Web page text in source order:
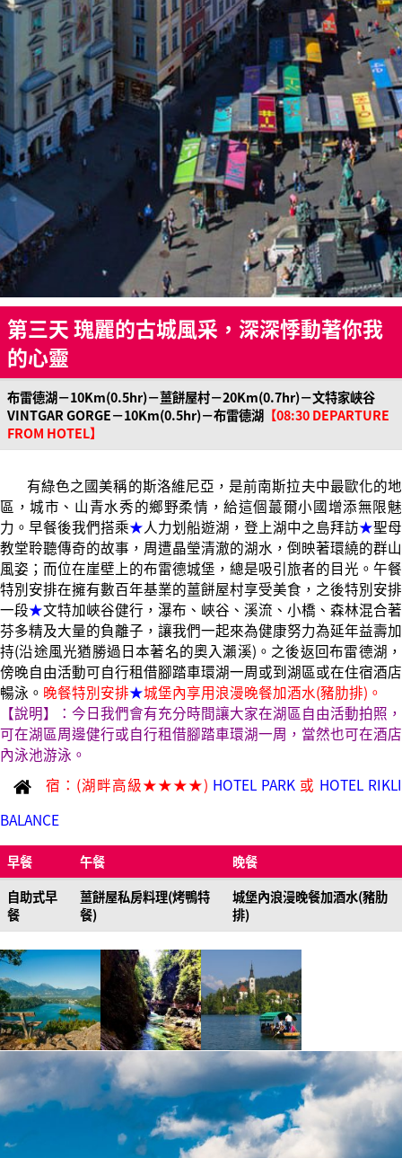
第三天 瑰麗的古城風采，深深悸動著你我
的心靈
布雷德湖－10Km(0.5hr)－薑餅屋村－20Km(0.7hr)－文特家峽谷
VINTGAR GORGE－10Km(0.5hr)－布雷德湖 【08:30 DEPARTURE
FROM HOTEL】
有綠色之國美稱的斯洛維尼亞，是前南斯拉夫中最歐化的地
區，城市、山青水秀的鄉野柔情，給這個蕞爾小國增添無限魅
力。早餐後我們搭乘★人力划船遊湖，登上湖中之島拜訪★聖母
教堂聆聽傳奇的故事，周遭晶瑩清澈的湖水，倒映著環繞的群山
風姿；而位在崖壁上的布雷德城堡，總是吸引旅者的目光。午餐
特別安排在擁有數百年基業的薑餅屋村享受美食，之後特別安排
一段★文特加峽谷健行，瀑布、峽谷、溪流、小橋、森林混合著
芬多精及大量的負離子，讓我們一起來為健康努力為延年益壽加
持(沿途風光猶勝過日本著名的奧入瀨溪)。之後返回布雷德湖，
傍晚自由活動可自行租借腳踏車環湖一周或到湖區或在住宿酒店
暢泳。 晚餐特別安排★城堡內享用浪漫晚餐加酒水(豬肋排)。
【說明】：今日我們會有充分時間讓大家在湖區自由活動拍照，
可在湖區周邊健行或自行租借腳踏車環湖一周，當然也可在酒店
內泳池游泳。
宿：(湖畔高級★★★★) HOTEL PARK 或 HOTEL RIKLI
BALANCE
早餐 午餐
晚餐
自助式早
餐
薑餅屋私房料理(烤鴨特
餐)
城堡內浪漫晚餐加酒水(豬肋
排)